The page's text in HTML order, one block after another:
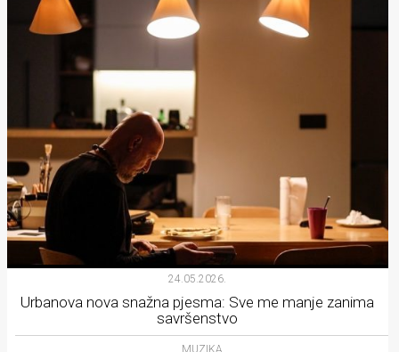
24.05.2026.
Urbanova nova snažna pjesma: Sve me manje zanima
savršenstvo